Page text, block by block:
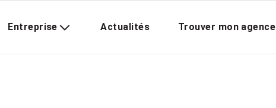
Entreprise Actualités Trouver mon agence